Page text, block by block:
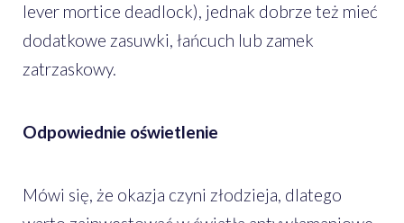
lever mortice deadlock), jednak dobrze też mieć
dodatkowe zasuwki, łańcuch lub zamek
zatrzaskowy.
Odpowiednie oświetlenie
Mówi się, że okazja czyni złodzieja, dlatego